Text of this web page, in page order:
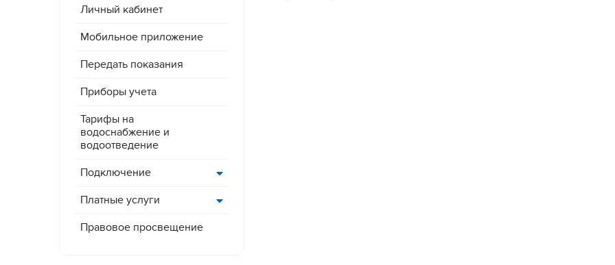
Личный кабинет
Мобильное приложение
Передать показания
Приборы учета
Тарифы на
водоснабжение и
водоотведение
Подключение
Платные услуги
Правовое просвещение